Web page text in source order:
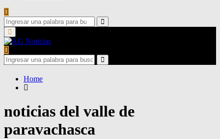
Search
for:
Search
Primary
Menu
Search
for:
Search
Home
noticias del valle de
paravachasca